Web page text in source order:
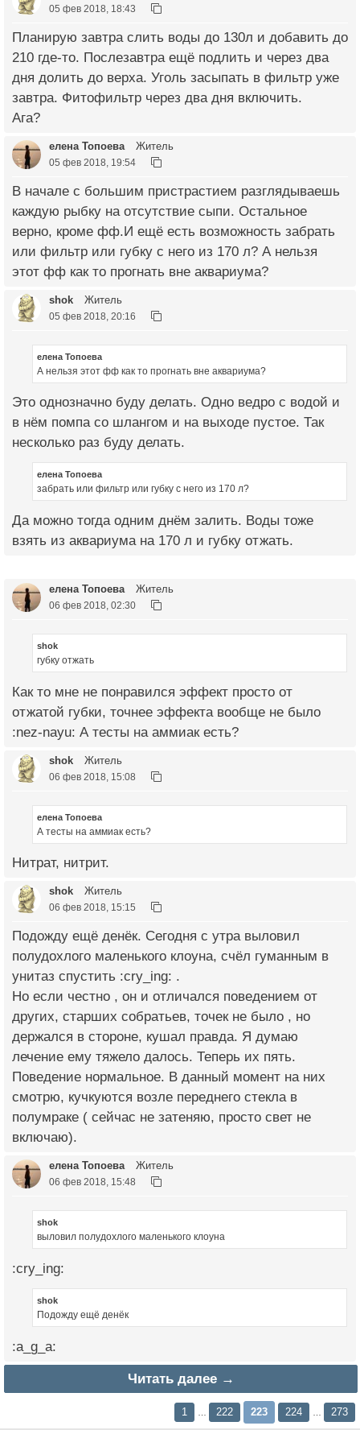
05 фев 2018, 18:43
Планирую завтра слить воды до 130л и добавить до
210 где-то. Послезавтра ещё подлить и через два
дня долить до верха. Уголь засыпать в фильтр уже
завтра. Фитофильтр через два дня включить.
Ага?
елена Топоева Житель
05 фев 2018, 19:54
В начале с большим пристрастием разглядываешь
каждую рыбку на отсутствие сыпи. Остальное
верно, кроме фф.И ещё есть возможность забрать
или фильтр или губку с него из 170 л? А нельзя
этот фф как то прогнать вне аквариума?
shok Житель
05 фев 2018, 20:16
елена Топоева
А нельзя этот фф как то прогнать вне аквариума?
Это однозначно буду делать. Одно ведро с водой и
в нём помпа со шлангом и на выходе пустое. Так
несколько раз буду делать.
елена Топоева
забрать или фильтр или губку с него из 170 л?
Да можно тогда одним днём залить. Воды тоже
взять из аквариума на 170 л и губку отжать.
елена Топоева Житель
06 фев 2018, 02:30
shok
губку отжать
Как то мне не понравился эффект просто от
отжатой губки, точнее эффекта вообще не было
:nez-nayu: А тесты на аммиак есть?
shok Житель
06 фев 2018, 15:08
елена Топоева
А тесты на аммиак есть?
Нитрат, нитрит.
shok Житель
06 фев 2018, 15:15
Подожду ещё денёк. Сегодня с утра выловил
полудохлого маленького клоуна, счёл гуманным в
унитаз спустить :cry_ing: .
Но если честно , он и отличался поведением от
других, старших собратьев, точек не было , но
держался в стороне, кушал правда. Я думаю
лечение ему тяжело далось. Теперь их пять.
Поведение нормальное. В данный момент на них
смотрю, кучкуются возле переднего стекла в
полумраке ( сейчас не затеняю, просто свет не
включаю).
елена Топоева Житель
06 фев 2018, 15:48
shok
выловил полудохлого маленького клоуна
:cry_ing:
shok
Подожду ещё денёк
:a_g_a:
Читать далее →
1 222 223 224 273